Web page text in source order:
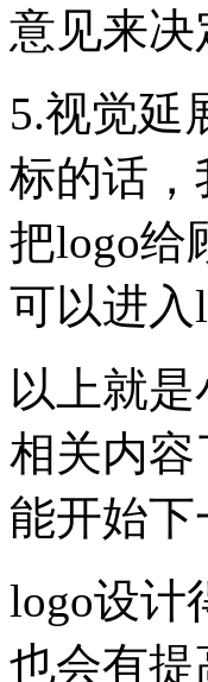
意见来
5.视觉延
标的话
把logo给
可以进
以上就
相关内
能开始下
logo设计
也会有